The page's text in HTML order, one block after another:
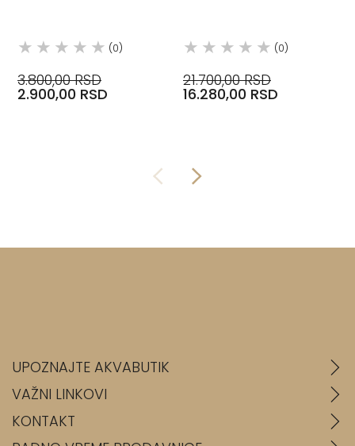
(0)
3.800,00 RSD
2.900,00 RSD
(0)
21.700,00 RSD
16.280,00 RSD
UPOZNAJTE AKVABUTIK
VAŽNI LINKOVI
KONTAKT